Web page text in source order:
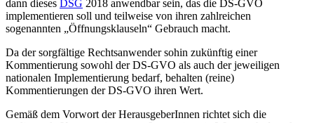
dann dieses DSG 2018 anwendbar sein, das die DS-GVO
implementieren soll und teilweise von ihren zahlreichen
sogenannten „Öffnungsklauseln“ Gebrauch macht.
Da der sorgfältige Rechtsanwender sohin zukünftig einer
Kommentierung sowohl der DS-GVO als auch der jeweiligen
nationalen Implementierung bedarf, behalten (reine)
Kommentierungen der DS-GVO ihren Wert.
Gemäß dem Vorwort der HerausgeberInnen richtet sich die